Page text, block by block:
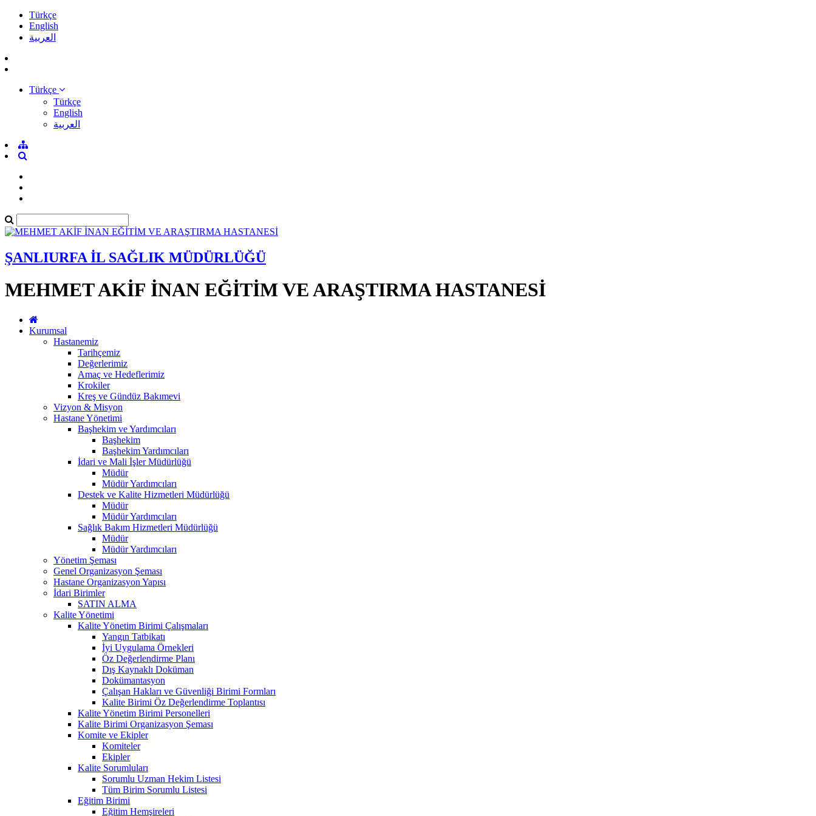
Türkçe
English
العربية
Türkçe
Türkçe
English
العربية
ŞANLIURFA İL SAĞLIK MÜDÜRLÜĞÜ
MEHMET AKİF İNAN EĞİTİM VE ARAŞTIRMA HASTANESİ
Kurumsal
Hastanemiz
Tarihçemiz
Değerlerimiz
Amaç ve Hedeflerimiz
Krokiler
Kreş ve Gündüz Bakımevi
Vizyon & Misyon
Hastane Yönetimi
Başhekim ve Yardımcıları
Başhekim
Başhekim Yardımcıları
İdari ve Mali İşler Müdürlüğü
Müdür
Müdür Yardımcıları
Destek ve Kalite Hizmetleri Müdürlüğü
Müdür
Müdür Yardımcıları
Sağlık Bakım Hizmetleri Müdürlüğü
Müdür
Müdür Yardımcıları
Yönetim Şeması
Genel Organizasyon Şeması
Hastane Organizasyon Yapısı
İdari Birimler
SATIN ALMA
Kalite Yönetimi
Kalite Yönetim Birimi Çalışmaları
Yangın Tatbikatı
İyi Uygulama Örnekleri
Öz Değerlendirme Planı
Dış Kaynaklı Doküman
Dokümantasyon
Çalışan Hakları ve Güvenliği Birimi Formları
Kalite Birimi Öz Değerlendirme Toplantısı
Kalite Yönetim Birimi Personelleri
Kalite Birimi Organizasyon Şeması
Komite ve Ekipler
Komiteler
Ekipler
Kalite Sorumluları
Sorumlu Uzman Hekim Listesi
Tüm Birim Sorumlu Listesi
Eğitim Birimi
Eğitim Hemşireleri